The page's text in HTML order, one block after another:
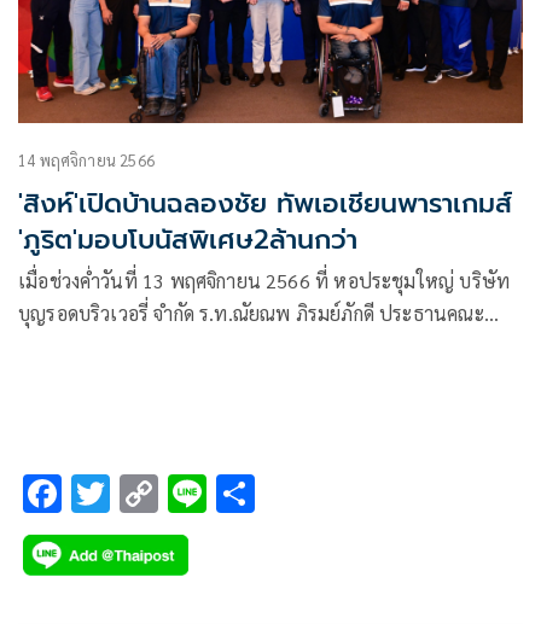
14 พฤศจิกายน 2566
'สิงห์'เปิดบ้านฉลองชัย ทัพเอเชียนพาราเกมส์
'ภูริต'มอบโบนัสพิเศษ2ล้านกว่า
เมื่อช่วงค่ำวันที่ 13 พฤศจิกายน 2566 ที่ หอประชุมใหญ่ บริษัท
บุญรอดบริวเวอรี่ จำกัด ร.ท.ณัยณพ ภิรมย์ภักดี ประธานคณะ
ประเทศไทย ร่วมแสดงความยินดี
F
ac
e
T
wi
tt
C
o
p
Li